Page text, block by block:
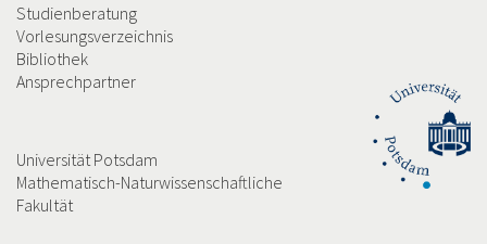
Studienberatung
Vorlesungsverzeichnis
Bibliothek
Ansprechpartner
Universität Potsdam
Mathematisch-Naturwissenschaftliche
Fakultät